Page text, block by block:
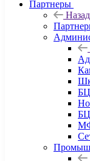
Партнеры
Назад